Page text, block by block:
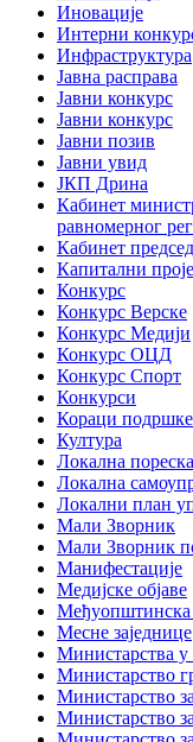
Иновације
Интерни
Инфраструктура
Јавна расправа
Јавни конкурс
Јавни конкурс
Јавни позив
Јавни увид
ЈКП Дрина
Кабинет
равномерног
Кабинет
Капитални
Конкурс
Конкурс Верске
Конкурс Медији
Конкурс ОЦД
Конкурс Спорт
Конкурси
Кораци подршке
Култура
Локална
Локална
Локални план
Мали Зворник
Мали Зворник
Манифестације
Медијске објаве
Међуопштинска
Месне заједнице
Министарства
Министарство
Министарство
Министарство